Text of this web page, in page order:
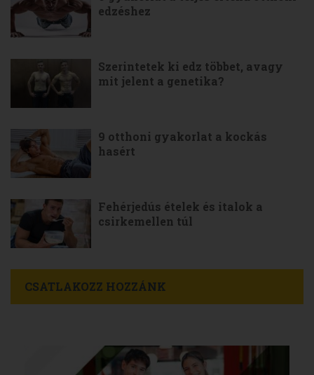
edzéshez
Szerintetek ki edz többet, avagy
mit jelent a genetika?
9 otthoni gyakorlat a kockás
hasért
Fehérjedús ételek és italok a
csirkemellen túl
CSATLAKOZZ HOZZÁNK